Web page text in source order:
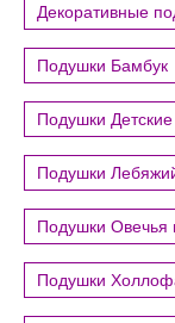
Декоративные
Подушки Бамбук
Подушки Детские
Подушки
Подушки Овечья
Подушки